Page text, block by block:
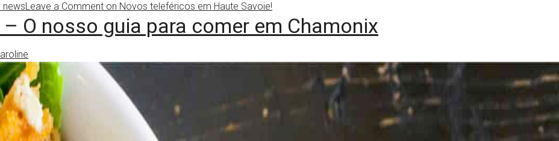
newsLeave a Comment on Novos teleféricos em Haute Savoie!
O nosso guia para comer em Chamonix